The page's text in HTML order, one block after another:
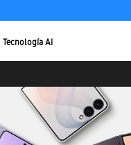
Tecnología AI